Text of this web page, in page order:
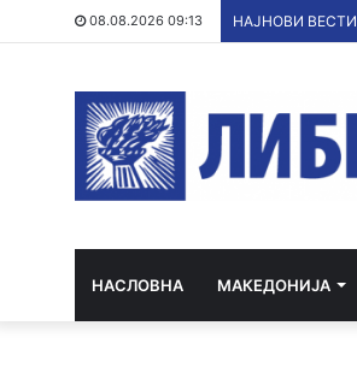
08.08.2026 09:13 НАЈНОВИ ВЕСТИ
НАСЛОВНА МАКЕДОНИЈА